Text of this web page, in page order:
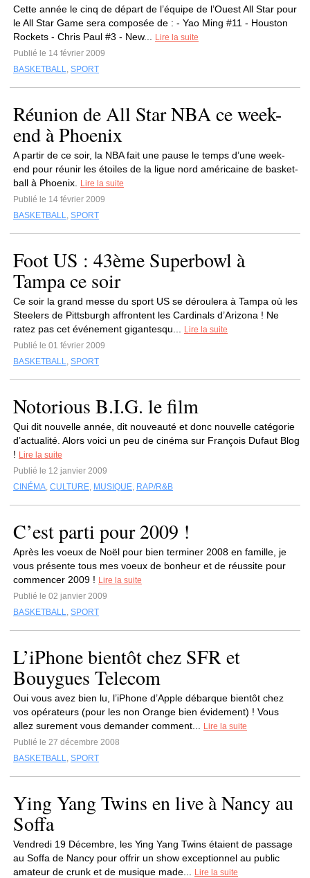
Cette année le cinq de départ de l’équipe de l’Ouest All Star pour
le All Star Game sera composée de : - Yao Ming #11 - Houston
Rockets - Chris Paul #3 - New...
Lire la suite
Publié le 14 février 2009
BASKETBALL, SPORT
Réunion de All Star NBA ce week-
end à Phoenix
A partir de ce soir, la NBA fait une pause le temps d’une week-
end pour réunir les étoiles de la ligue nord américaine de basket-
ball à Phoenix.
Lire la suite
Publié le 14 février 2009
BASKETBALL, SPORT
Foot US : 43ème Superbowl à
Tampa ce soir
Ce soir la grand messe du sport US se déroulera à Tampa où les
Steelers de Pittsburgh affrontent les Cardinals d’Arizona ! Ne
ratez pas cet événement gigantesqu...
Lire la suite
Publié le 01 février 2009
BASKETBALL, SPORT
Notorious B.I.G. le film
Qui dit nouvelle année, dit nouveauté et donc nouvelle catégorie
d’actualité. Alors voici un peu de cinéma sur François Dufaut Blog
! Lire la suite
Publié le 12 janvier 2009
CINÉMA, CULTURE, MUSIQUE, RAP/R&B
C’est parti pour 2009 !
Après les voeux de Noël pour bien terminer 2008 en famille, je
vous présente tous mes voeux de bonheur et de réussite pour
commencer 2009 ! Lire la suite
Publié le 02 janvier 2009
BASKETBALL, SPORT
L’iPhone bientôt chez SFR et
Bouygues Telecom
Oui vous avez bien lu, l’iPhone d’Apple débarque bientôt chez
vos opérateurs (pour les non Orange bien évidement) ! Vous
allez surement vous demander comment...
Lire la suite
Publié le 27 décembre 2008
BASKETBALL, SPORT
Ying Yang Twins en live à Nancy au
Soffa
Vendredi 19 Décembre, les Ying Yang Twins étaient de passage
au Soffa de Nancy pour offrir un show exceptionnel au public
amateur de crunk et de musique made...
Lire la suite